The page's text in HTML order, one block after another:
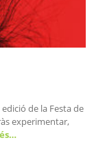
de la Festa de
experimentar,